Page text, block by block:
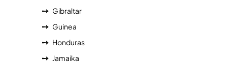
Gibraltar
Guinea
Honduras
Jamaika